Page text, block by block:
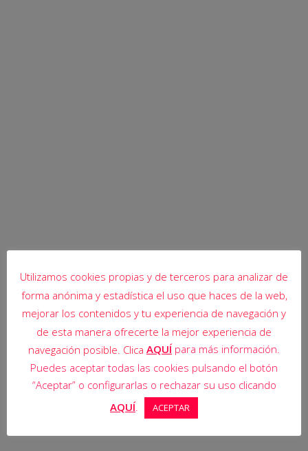
Utilizamos cookies propias y de terceros para analizar de
forma anónima y estadística el uso que haces de la web,
mejorar los contenidos y tu experiencia de navegación y
de esta manera ofrecerte la mejor experiencia de
navegación posible. Clica AQUÍ para más información.
Puedes aceptar todas las cookies pulsando el botón
“Aceptar” o configurarlas o rechazar su uso clicando
AQUÍ. ACEPTAR